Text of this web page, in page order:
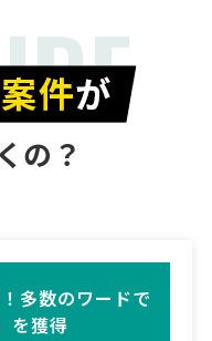
の？
多数のワードで
を獲得